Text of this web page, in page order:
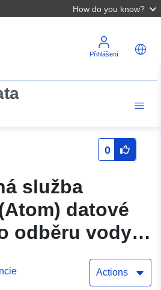
How do you know?
Přihlášení
0
služba
datové
odběru vody v
pro
při úsvituActions